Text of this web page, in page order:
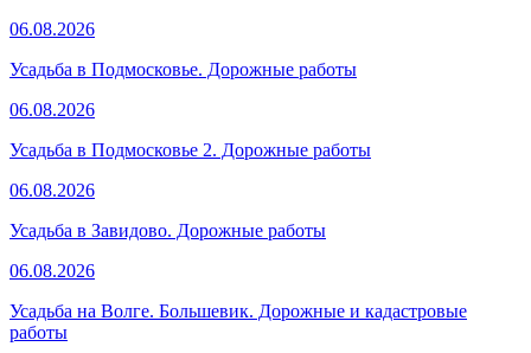
06.08.2026
Усадьба в Подмосковье. Дорожные работы
06.08.2026
Усадьба в Подмосковье 2. Дорожные работы
06.08.2026
Усадьба в Завидово. Дорожные работы
06.08.2026
Усадьба на Волге. Большевик. Дорожные и кадастровые
работы